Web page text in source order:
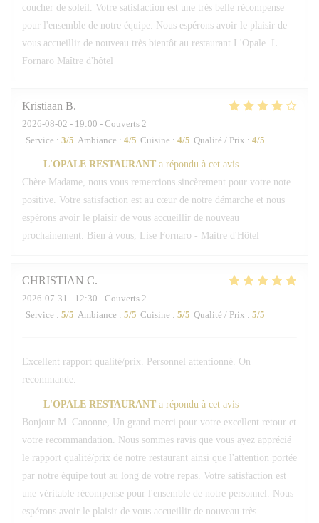
coucher de soleil. Votre satisfaction est une très belle récompense
pour l'ensemble de notre équipe. Nous espérons avoir le plaisir de
vous accueillir de nouveau très bientôt au restaurant L'Opale. L.
Fornaro Maître d'hôtel
Kristiaan B
2026-08-02 - 19:00 - Couverts 2
Service : 3/5 Ambiance : 4/5 Cuisine : 4/5 Qualité / Prix : 4/5
L'OPALE RESTAURANT a répondu à cet avis
Chère Madame, nous vous remercions sincèrement pour votre note
positive. Votre satisfaction est au cœur de notre démarche et nous
espérons avoir le plaisir de vous accueillir de nouveau
prochainement. Bien à vous, Lise Fornaro - Maitre d'Hôtel
CHRISTIAN C
2026-07-31 - 12:30 - Couverts 2
Service : 5/5 Ambiance : 5/5 Cuisine : 5/5 Qualité / Prix : 5/5
Excellent rapport qualité/prix. Personnel attentionné. On
recommande.
L'OPALE RESTAURANT a répondu à cet avis
Bonjour M. Canonne, Un grand merci pour votre excellent retour et
votre recommandation. Nous sommes ravis que vous ayez apprécié
le rapport qualité/prix de notre restaurant ainsi que l'attention portée
par notre équipe tout au long de votre repas. Votre satisfaction est
une véritable récompense pour l'ensemble de notre personnel. Nous
espérons avoir le plaisir de vous accueillir de nouveau très